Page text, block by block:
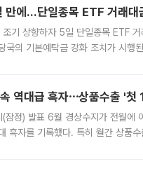
만에…단일종목 ETF 거래대
기 상향하자 5일 단일종목 ETF
국의 기본예탁금 강화 조치가 시행
역대급 흑자⋯상품수출 '첫
정) 발표 6월 경상수지가 전월에
흑자를 기록했다. 특히 월간 상품